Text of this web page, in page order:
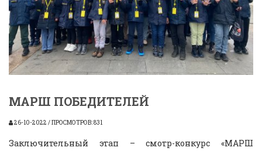
МАРШ ПОБЕДИТЕЛЕЙ
26-10-2022 / ПРОСМОТРОВ: 831
Заключительный этап – смотр-конкурс «МАРШ